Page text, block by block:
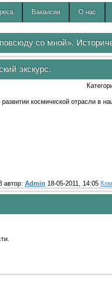
Вакансии О нас
со мной».
экскурс.
космической отрасли в
автор: Admin18-05-2011, 14:05